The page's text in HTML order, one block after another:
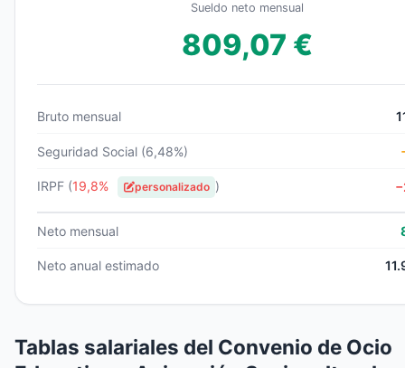
Sueldo neto mensual
809,07 €
Bruto mensual
Seguridad Social (6,48%)
IRPF (19,8% personalizado )
Neto mensual
Neto anual estimado
Tablas salariales del Convenio de Ocio